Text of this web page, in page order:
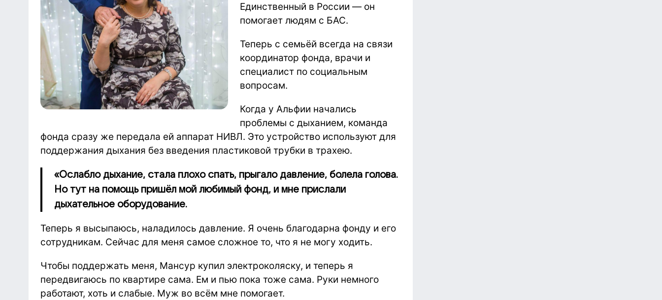
Единственный в России — он
помогает людям с БАС.
Теперь с семьёй всегда на связи
координатор фонда, врачи и
специалист по социальным
вопросам.
Когда у Альфии начались
проблемы с дыханием, команда
фонда сразу же передала ей аппарат НИВЛ. Это устройство используют для
поддержания дыхания без введения пластиковой трубки в трахею.
«Ослабло дыхание, стала плохо спать, прыгало давление, болела голова.
Но тут на помощь пришёл мой любимый фонд, и мне прислали
дыхательное оборудование.
Теперь я высыпаюсь, наладилось давление. Я очень благодарна фонду и его
сотрудникам. Сейчас для меня самое сложное то, что я не могу ходить.
Чтобы поддержать меня, Мансур купил электроколяску, и теперь я
передвигаюсь по квартире сама. Ем и пью пока тоже сама. Руки немного
работают, хоть и слабые. Муж во всём мне помогает.